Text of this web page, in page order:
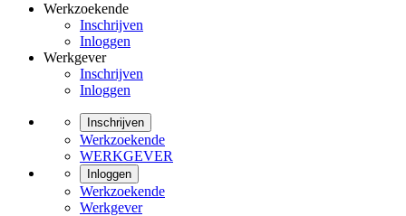
Werkzoekende
Inschrijven
Inloggen
Werkgever
Inschrijven
Inloggen
Inschrijven
Werkzoekende
WERKGEVER
Inloggen
Werkzoekende
Werkgever